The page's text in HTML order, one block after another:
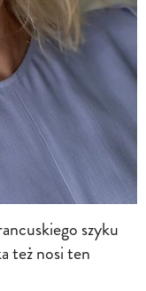
szyku
też nosi ten